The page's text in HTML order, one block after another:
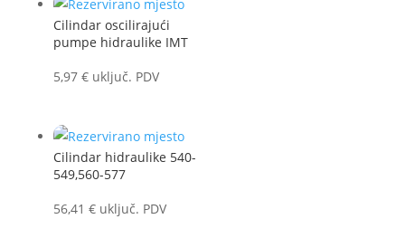
Cilindar oscilirajući
pumpe hidraulike IMT
5,97 € uključ. PDV
Cilindar hidraulike 540-
549,560-577
56,41 € uključ. PDV